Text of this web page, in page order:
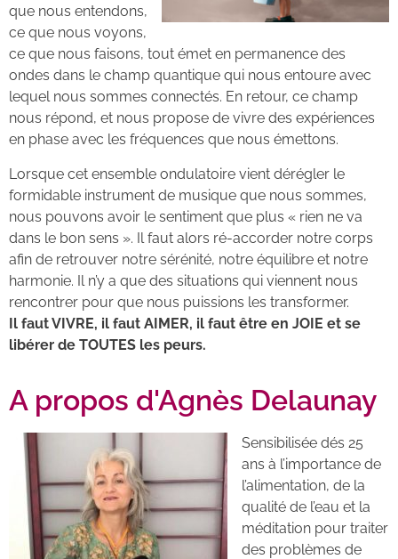
que nous entendons,
ce que nous voyons,
ce que nous faisons, tout émet en permanence des
ondes dans le champ quantique qui nous entoure avec
lequel nous sommes connectés. En retour, ce champ
nous répond, et nous propose de vivre des expériences
en phase avec les fréquences que nous émettons.
Lorsque cet ensemble ondulatoire vient dérégler le
formidable instrument de musique que nous sommes,
nous pouvons avoir le sentiment que plus « rien ne va
dans le bon sens ». Il faut alors ré-accorder notre corps
afin de retrouver notre sérénité, notre équilibre et notre
harmonie. Il n’y a que des situations qui viennent nous
rencontrer pour que nous puissions les transformer.
Il faut VIVRE, il faut AIMER, il faut être en JOIE et se
libérer de TOUTES les peurs.
A propos d'Agnès Delaunay
Sensibilisée dés 25
ans à l’importance de
l’alimentation, de la
qualité de l’eau et la
méditation pour traiter
des problèmes de